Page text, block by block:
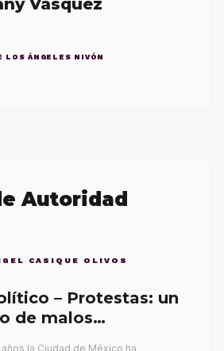
Vásquez
LOS ÁNGELES NIVÓN
Autoridad
CASIQUE OLIVOS
– Protestas: un
de malos
la Ciudad de México ha